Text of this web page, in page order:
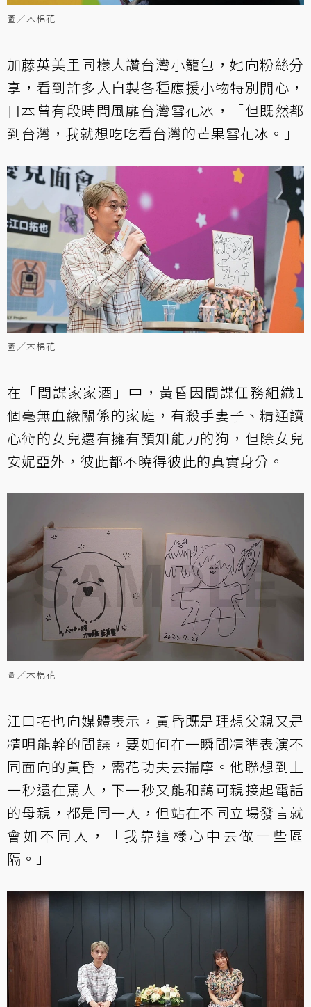
圖／木棉花
加藤英美里同樣大讚台灣小籠包，她向粉絲分
享，看到許多人自製各種應援小物特別開心，
日本曾有段時間風靡台灣雪花冰，「但既然都
到台灣，我就想吃吃看台灣的芒果雪花冰。」
圖／木棉花
在「間諜家家酒」中，黃昏因間諜任務組織1
個毫無血緣關係的家庭，有殺手妻子、精通讀
心術的女兒還有擁有預知能力的狗，但除女兒
安妮亞外，彼此都不曉得彼此的真實身分。
圖／木棉花
江口拓也向媒體表示，黃昏既是理想父親又是
精明能幹的間諜，要如何在一瞬間精準表演不
同面向的黃昏，需花功夫去揣摩。他聯想到上
一秒還在罵人，下一秒又能和藹可親接起電話
的母親，都是同一人，但站在不同立場發言就
會如不同人，「我靠這樣心中去做一些區
隔。」